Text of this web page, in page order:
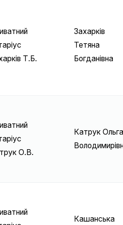
Т.Б.
Захарків
Тетяна
Богданівна
О.В.
Катрук Ольга
Кашанська